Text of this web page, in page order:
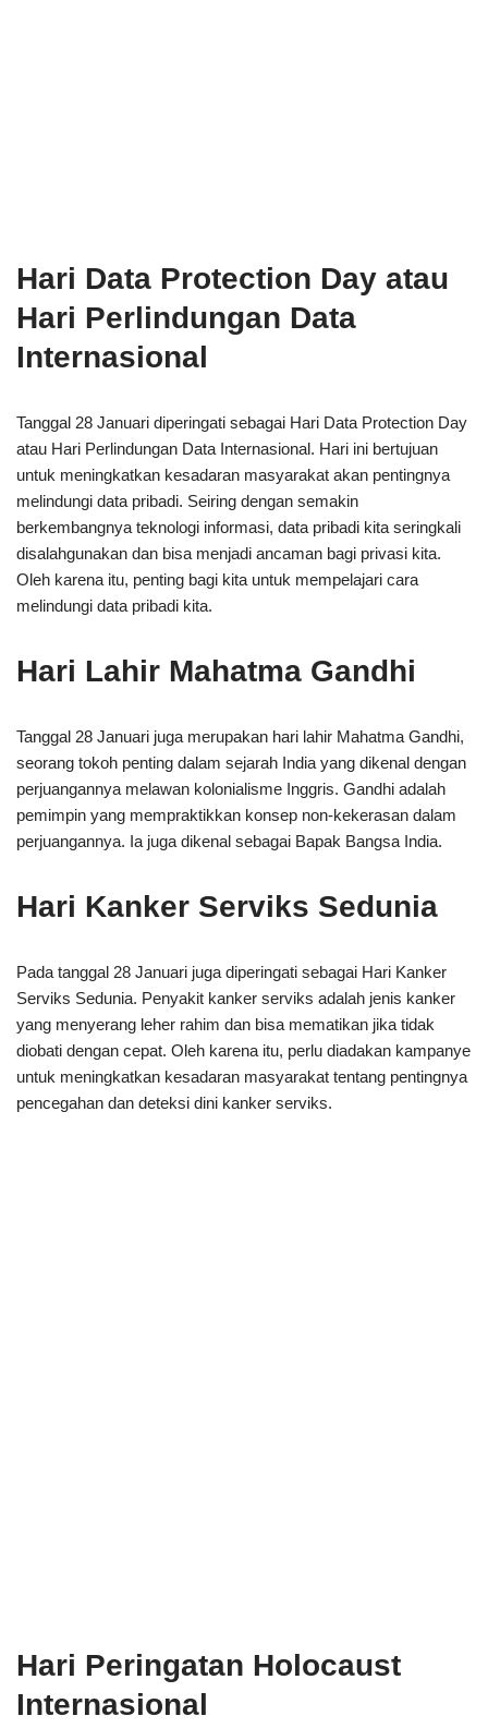
Hari Data Protection Day atau
Hari Perlindungan Data
Internasional
Tanggal 28 Januari diperingati sebagai Hari Data Protection Day
atau Hari Perlindungan Data Internasional. Hari ini bertujuan
untuk meningkatkan kesadaran masyarakat akan pentingnya
melindungi data pribadi. Seiring dengan semakin
berkembangnya teknologi informasi, data pribadi kita seringkali
disalahgunakan dan bisa menjadi ancaman bagi privasi kita.
Oleh karena itu, penting bagi kita untuk mempelajari cara
melindungi data pribadi kita.
Hari Lahir Mahatma Gandhi
Tanggal 28 Januari juga merupakan hari lahir Mahatma Gandhi,
seorang tokoh penting dalam sejarah India yang dikenal dengan
perjuangannya melawan kolonialisme Inggris. Gandhi adalah
pemimpin yang mempraktikkan konsep non-kekerasan dalam
perjuangannya. Ia juga dikenal sebagai Bapak Bangsa India.
Hari Kanker Serviks Sedunia
Pada tanggal 28 Januari juga diperingati sebagai Hari Kanker
Serviks Sedunia. Penyakit kanker serviks adalah jenis kanker
yang menyerang leher rahim dan bisa mematikan jika tidak
diobati dengan cepat. Oleh karena itu, perlu diadakan kampanye
untuk meningkatkan kesadaran masyarakat tentang pentingnya
pencegahan dan deteksi dini kanker serviks.
Hari Peringatan Holocaust
Internasional